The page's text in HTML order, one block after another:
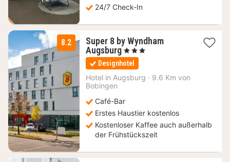
24/7 Check-In
8.2
Super 8 by Wyndham
Augsburg1
Nacht
ab
56
, 3 Sterne
Designhotel
Hotel in Augsburg · 9.6 Km von
Bobingen
Café-Bar
Erstes Haustier kostenlos
Kostenloser Kaffee auch außerhalb
der Frühstückszeit